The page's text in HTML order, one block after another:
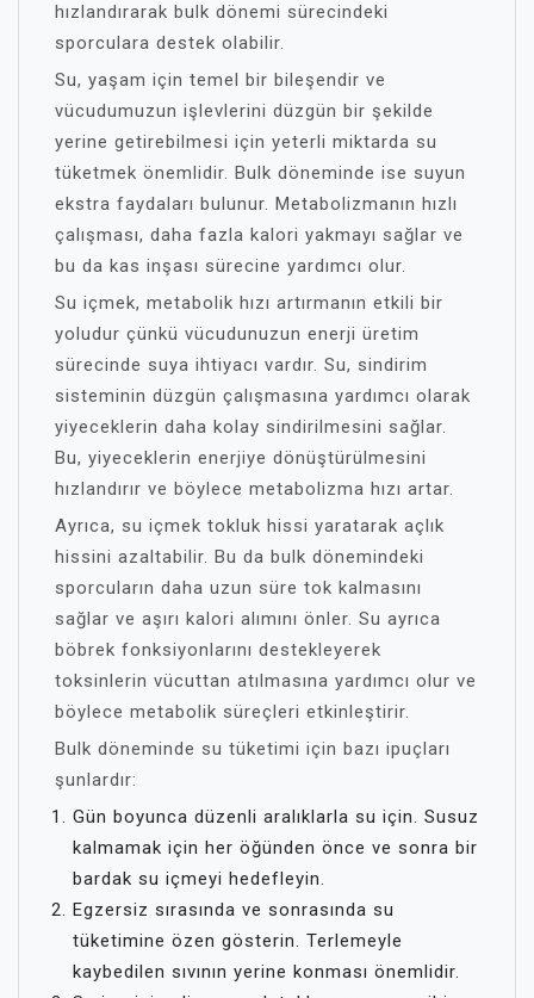
hızlandırarak bulk dönemi sürecindeki
sporculara destek olabilir.
Su, yaşam için temel bir bileşendir ve
vücudumuzun işlevlerini düzgün bir şekilde
yerine getirebilmesi için yeterli miktarda su
tüketmek önemlidir. Bulk döneminde ise suyun
ekstra faydaları bulunur. Metabolizmanın hızlı
çalışması, daha fazla kalori yakmayı sağlar ve
bu da kas inşası sürecine yardımcı olur.
Su içmek, metabolik hızı artırmanın etkili bir
yoludur çünkü vücudunuzun enerji üretim
sürecinde suya ihtiyacı vardır. Su, sindirim
sisteminin düzgün çalışmasına yardımcı olarak
yiyeceklerin daha kolay sindirilmesini sağlar.
Bu, yiyeceklerin enerjiye dönüştürülmesini
hızlandırır ve böylece metabolizma hızı artar.
Ayrıca, su içmek tokluk hissi yaratarak açlık
hissini azaltabilir. Bu da bulk dönemindeki
sporcuların daha uzun süre tok kalmasını
sağlar ve aşırı kalori alımını önler. Su ayrıca
böbrek fonksiyonlarını destekleyerek
toksinlerin vücuttan atılmasına yardımcı olur ve
böylece metabolik süreçleri etkinleştirir.
Bulk döneminde su tüketimi için bazı ipuçları
şunlardır:
Gün boyunca düzenli aralıklarla su için. Susuz
kalmamak için her öğünden önce ve sonra bir
bardak su içmeyi hedefleyin.
Egzersiz sırasında ve sonrasında su
tüketimine özen gösterin. Terlemeyle
kaybedilen sıvının yerine konması önemlidir.